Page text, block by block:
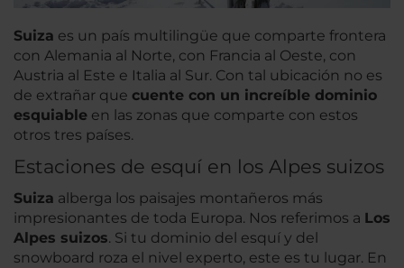
Suiza es un país multilingüe que comparte frontera
con Alemania al Norte, con Francia al Oeste, con
Austria al Este e Italia al Sur. Con tal ubicación no es
de extrañar que cuente con un increíble dominio
esquiable en las zonas que comparte con estos
otros tres países.
Estaciones de esquí en los Alpes suizos
Suiza alberga los paisajes montañeros más
impresionantes de toda Europa. Nos referimos a Los
Alpes suizos. Si tu dominio del esquí y del
snowboard roza el nivel experto, este es tu lugar. En